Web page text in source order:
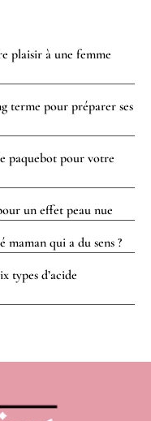
plaisir à une femme
terme pour préparer ses
paquebot pour votre
un effet peau nue
maman qui a du sens ?
types d’acide